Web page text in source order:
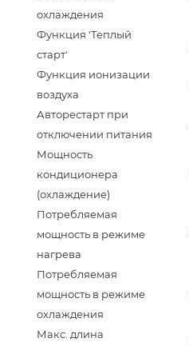
охлаждения
Функция 'Теплый
старт'
Функция ионизации
воздуха
Авторестарт при
отключении питания
Мощность
кондиционера
(охлаждение)
Потребляемая
мощность в режиме
нагрева
Потребляемая
мощность в режиме
охлаждения
Макс. длина